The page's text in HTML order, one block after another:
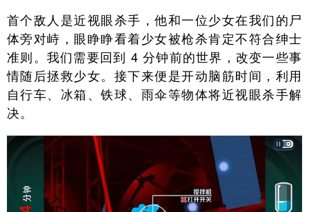
首个敌人是近视眼杀手，他和一位少女在我们的尸
体旁对峙，眼睁睁看着少女被枪杀肯定不符合绅士
准则。我们需要回到 4 分钟前的世界，改变一些事
情随后拯救少女。接下来便是开动脑筋时间，利用
自行车、冰箱、铁球、雨伞等物体将近视眼杀手解
决。